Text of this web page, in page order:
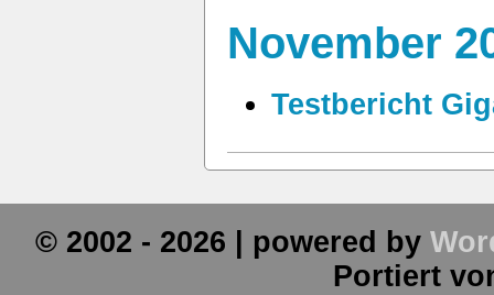
November
Testbericht
© 2002 - 2026 | powered by
Portiert